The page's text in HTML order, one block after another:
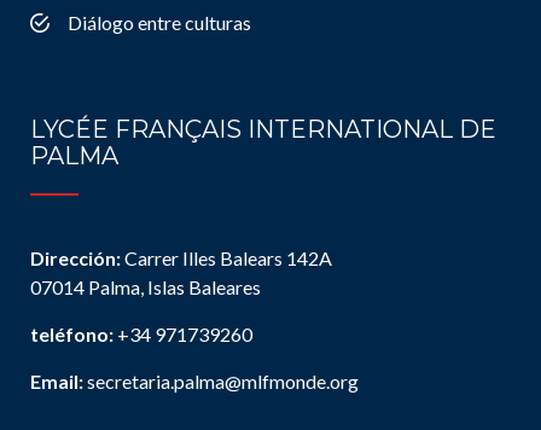
Diálogo entre culturas
LYCÉE FRANÇAIS INTERNATIONAL DE
PALMA
Dirección:Carrer Illes Balears 142A
07014 Palma, Islas Baleares
teléfono: +34 971739260
Email:secretaria.palma@mlfmonde.org